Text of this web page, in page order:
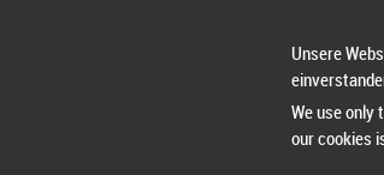
Unsere
We use only
our cookies